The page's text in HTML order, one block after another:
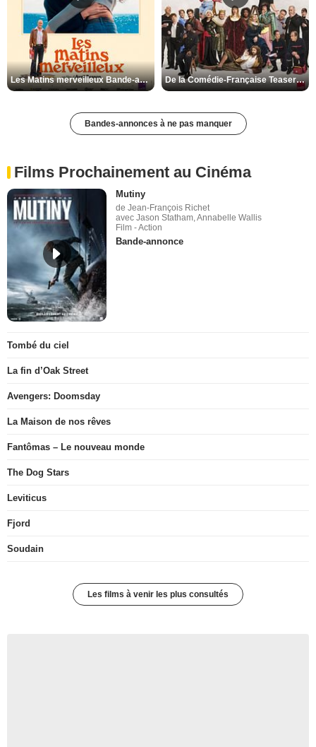
Les Matins merveilleux Bande-annonce VF De la Comédie-Française Teaser VF
Bandes-annonces à ne pas manquer
Films Prochainement au Cinéma
Mutiny
de Jean-François Richet
avec Jason Statham, Annabelle Wallis
Film - Action
Bande-annonce
Tombé du ciel
La fin d’Oak Street
Avengers: Doomsday
La Maison de nos rêves
Fantômas – Le nouveau monde
The Dog Stars
Leviticus
Fjord
Soudain
Les films à venir les plus consultés